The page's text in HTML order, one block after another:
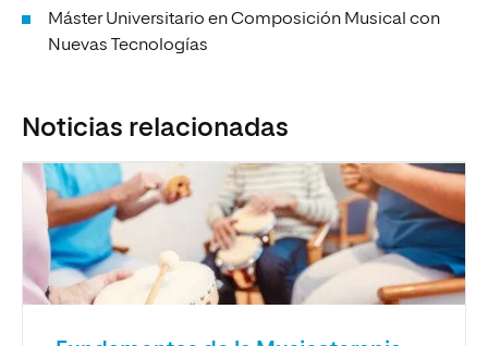
Máster Universitario en Composición Musical con
Nuevas Tecnologías
Noticias relacionadas